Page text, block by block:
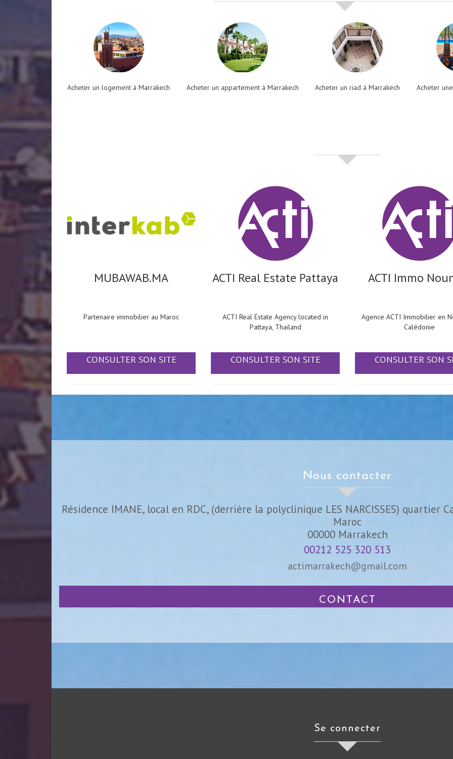
Acheter un logement à Marrakech Acheter un appartement à Marrakech Acheter un riad à Marrakech Acheter
MUBAWAB.MA
Partenaire immobilier au Maroc
CONSULTER SON SITE
ACTI Real Estate Pattaya
ACTI Real Estate Agency located in
Pattaya, Thailand
CONSULTER SON SITE
ACTI Immo
Agence ACTI Immobilier en
Calédonie
CONSULTER SON
nous contacter
Résidence IMANE, local en RDC, (derrière la polyclinique LES NARCISSES) quartier
Maroc
00000 Marrakech
00212 525 320 513
actimarrakech@gmail.com
CONTACT
se connecter